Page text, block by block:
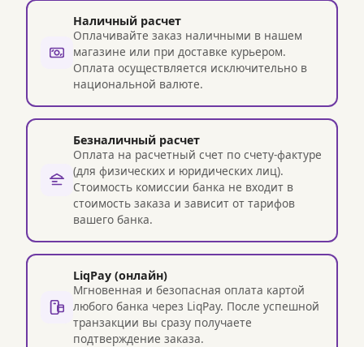
Наличный расчет
Оплачивайте заказ наличными в нашем
магазине или при доставке курьером.
Оплата осуществляется исключительно в
национальной валюте.
Безналичный расчет
Оплата на расчетный счет по счету-фактуре
(для физических и юридических лиц).
Стоимость комиссии банка не входит в
стоимость заказа и зависит от тарифов
вашего банка.
LiqPay (онлайн)
Мгновенная и безопасная оплата картой
любого банка через LiqPay. После успешной
транзакции вы сразу получаете
подтверждение заказа.